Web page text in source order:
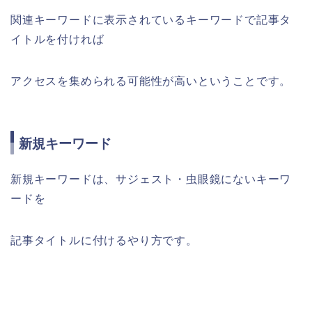
関連キーワードに表示されているキーワードで記事タ
イトルを付ければ
アクセスを集められる可能性が高いということです。
新規キーワード
新規キーワードは、サジェスト・虫眼鏡にないキーワ
ードを
記事タイトルに付けるやり方です。